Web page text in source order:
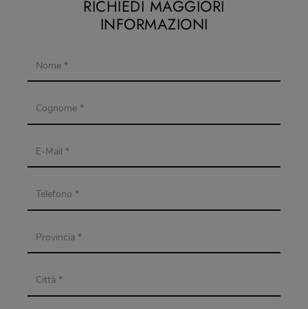
RICHIEDI MAGGIORI
INFORMAZIONI